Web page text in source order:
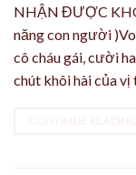
NHẬN ĐƯỢC
năng con người
cô cháu gái, cười
chút khôi hài của